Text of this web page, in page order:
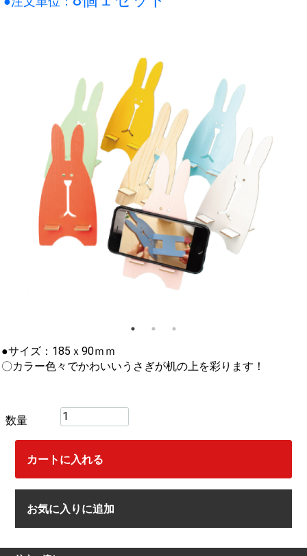
●サイズ：185ｘ90ｍｍ
〇カラー色々でかわいいうさぎが机の上を彩ります！
数量
カートに入れる
お気に入りに追加